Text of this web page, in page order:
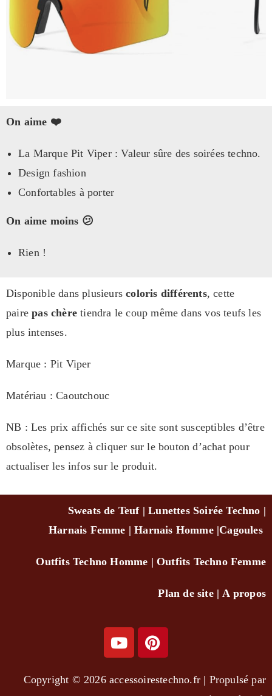
On aime ❤️
La Marque Pit Viper : Valeur sûre des soirées techno.
Design fashion
Confortables à porter
On aime moins 😕
Rien !
Disponible dans plusieurscoloris différents, cette
paire pas chère tiendra le coup même dans vos teufs les
plus intenses.
Marque : Pit Viper
Matériau : Caoutchouc
NB : Les prix affichés sur ce site sont susceptibles d’être
obsolètes, pensez à cliquer sur le bouton d’achat pour
actualiser les infos sur le produit.
Sweats de Teuf |Lunettes Soirée Techno |
Harnais Femme |Harnais Homme|Cagoules
Outfits Techno Homme | Outfits Techno Femme
Plan de site| A propos
Copyright © 2026 accessoirestechno.fr | Propulsé par